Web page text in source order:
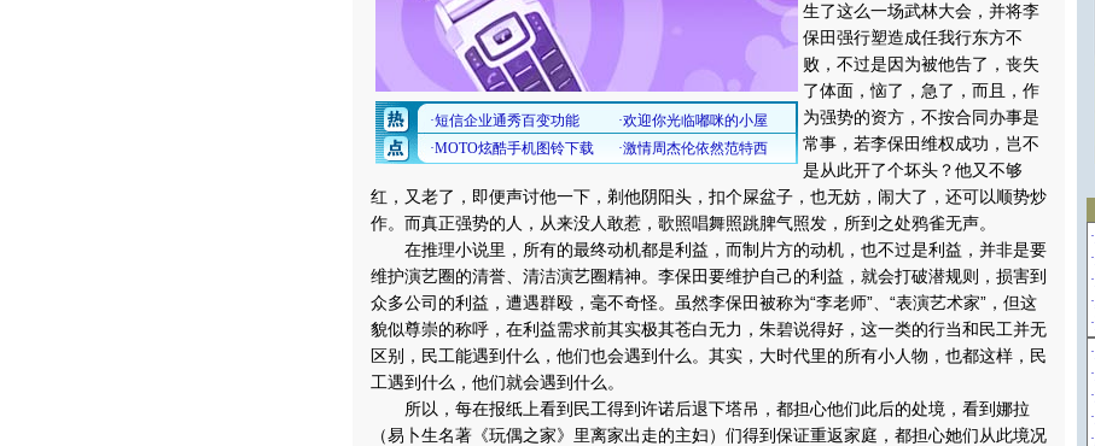
生了这么一场武林大会，并将李
保田强行塑造成任我行东方不
败，不过是因为被他告了，丧失
了体面，恼了，急了，而且，作
为强势的资方，不按合同办事是
常事，若李保田维权成功，岂不
是从此开了个坏头？他又不够
红，又老了，即便声讨他一下，剃他阴阳头，扣个屎盆子，也无妨，闹大了，还可以顺势炒
作。而真正强势的人，从来没人敢惹，歌照唱舞照跳脾气照发，所到之处鸦雀无声。
在推理小说里，所有的最终动机都是利益，而制片方的动机，也不过是利益，并非是要
维护演艺圈的清誉、清洁演艺圈精神。李保田要维护自己的利益，就会打破潜规则，损害到
众多公司的利益，遭遇群殴，毫不奇怪。虽然李保田被称为“李老师”、“表演艺术家”，但这
貌似尊崇的称呼，在利益需求前其实极其苍白无力，朱碧说得好，这一类的行当和民工并无
区别，民工能遇到什么，他们也会遇到什么。其实，大时代里的所有小人物，也都这样，民
工遇到什么，他们就会遇到什么。
所以，每在报纸上看到民工得到许诺后退下塔吊，都担心他们此后的处境，看到娜拉
（易卜生名著《玩偶之家》里离家出走的主妇）们得到保证重返家庭，都担心她们从此境况